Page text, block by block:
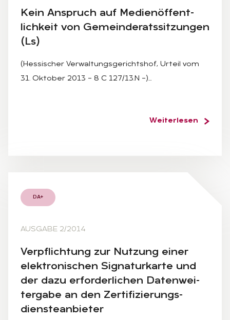
Kein An­spruch auf Me­di­en­öf­fent­
lich­keit von Ge­mein­de­rats­sit­zun­gen
(Ls)
(Hessischer Verwaltungsgerichtshof, Urteil vom
31. Oktober 2013 – 8 C 127/13.N –)…
Weiterlesen
DA+
AUSGABE 2/2014
Ver­pflich­tung zur Nut­zung ei­ner
elek­tro­ni­schen Si­gna­tur­kar­te und
der dazu er­for­der­li­chen Da­ten­wei­
ter­ga­be an den Zer­ti­fi­zie­rungs­
diens­te­an­bie­ter